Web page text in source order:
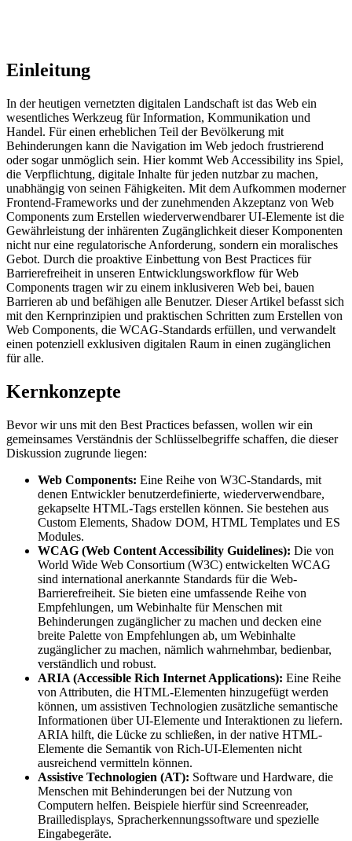
Einleitung
In der heutigen vernetzten digitalen Landschaft ist das Web ein
wesentliches Werkzeug für Information, Kommunikation und
Handel. Für einen erheblichen Teil der Bevölkerung mit
Behinderungen kann die Navigation im Web jedoch frustrierend
oder sogar unmöglich sein. Hier kommt Web Accessibility ins Spiel,
die Verpflichtung, digitale Inhalte für jeden nutzbar zu machen,
unabhängig von seinen Fähigkeiten. Mit dem Aufkommen moderner
Frontend-Frameworks und der zunehmenden Akzeptanz von Web
Components zum Erstellen wiederverwendbarer UI-Elemente ist die
Gewährleistung der inhärenten Zugänglichkeit dieser Komponenten
nicht nur eine regulatorische Anforderung, sondern ein moralisches
Gebot. Durch die proaktive Einbettung von Best Practices für
Barrierefreiheit in unseren Entwicklungsworkflow für Web
Components tragen wir zu einem inklusiveren Web bei, bauen
Barrieren ab und befähigen alle Benutzer. Dieser Artikel befasst sich
mit den Kernprinzipien und praktischen Schritten zum Erstellen von
Web Components, die WCAG-Standards erfüllen, und verwandelt
einen potenziell exklusiven digitalen Raum in einen zugänglichen
für alle.
Kernkonzepte
Bevor wir uns mit den Best Practices befassen, wollen wir ein
gemeinsames Verständnis der Schlüsselbegriffe schaffen, die dieser
Diskussion zugrunde liegen:
Web Components: Eine Reihe von W3C-Standards, mit
denen Entwickler benutzerdefinierte, wiederverwendbare,
gekapselte HTML-Tags erstellen können. Sie bestehen aus
Custom Elements, Shadow DOM, HTML Templates und ES
Modules.
WCAG (Web Content Accessibility Guidelines): Die von
World Wide Web Consortium (W3C) entwickelten WCAG
sind international anerkannte Standards für die Web-
Barrierefreiheit. Sie bieten eine umfassende Reihe von
Empfehlungen, um Webinhalte für Menschen mit
Behinderungen zugänglicher zu machen und decken eine
breite Palette von Empfehlungen ab, um Webinhalte
zugänglicher zu machen, nämlich wahrnehmbar, bedienbar,
verständlich und robust.
ARIA (Accessible Rich Internet Applications): Eine Reihe
von Attributen, die HTML-Elementen hinzugefügt werden
können, um assistiven Technologien zusätzliche semantische
Informationen über UI-Elemente und Interaktionen zu liefern.
ARIA hilft, die Lücke zu schließen, in der native HTML-
Elemente die Semantik von Rich-UI-Elementen nicht
ausreichend vermitteln können.
Assistive Technologien (AT): Software und Hardware, die
Menschen mit Behinderungen bei der Nutzung von
Computern helfen. Beispiele hierfür sind Screenreader,
Brailledisplays, Spracherkennungssoftware und spezielle
Eingabegeräte.